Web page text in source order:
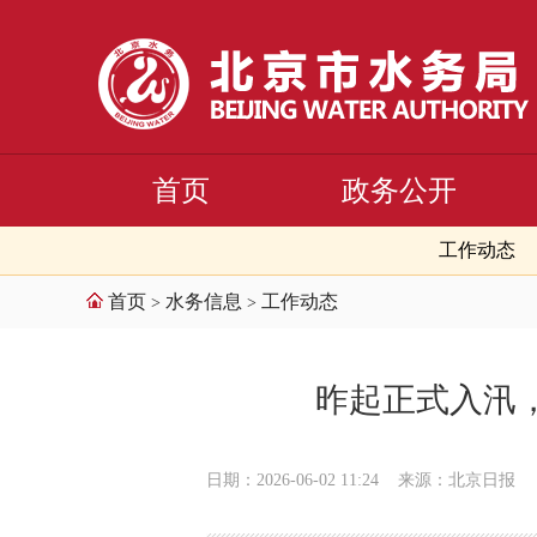
首页 政务公开
工作动态
首页 > 水务信息 > 工作动态
昨起正式入汛
日期：2026-06-02 11:24 来源：北京日报